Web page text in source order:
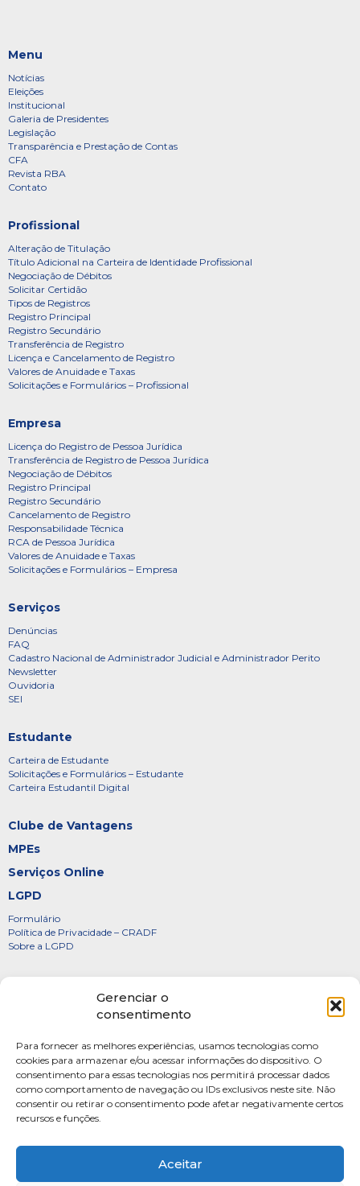
Gerenciar o
consentimento
Para fornecer as melhores experiências, usamos tecnologias como
cookies para armazenar e/ou acessar informações do dispositivo. O
consentimento para essas tecnologias nos permitirá processar dados
como comportamento de navegação ou IDs exclusivos neste site. Não
consentir ou retirar o consentimento pode afetar negativamente certos
recursos e funções.
Aceitar
Menu
Notícias
Eleições
Institucional
Galeria de Presidentes
Legislação
Transparência e Prestação de Contas
CFA
Revista RBA
Contato
Profissional
Alteração de Titulação
Título Adicional na Carteira de Identidade Profissional
Negociação de Débitos
Solicitar Certidão
Tipos de Registros
Registro Principal
Registro Secundário
Transferência de Registro
Licença e Cancelamento de Registro
Valores de Anuidade e Taxas
Solicitações e Formulários – Profissional
Empresa
Licença do Registro de Pessoa Jurídica
Transferência de Registro de Pessoa Jurídica
Negociação de Débitos
Registro Principal
Registro Secundário
Cancelamento de Registro
Responsabilidade Técnica
RCA de Pessoa Jurídica
Valores de Anuidade e Taxas
Solicitações e Formulários – Empresa
Serviços
Denúncias
FAQ
Cadastro Nacional de Administrador Judicial e Administrador Perito
Newsletter
Ouvidoria
SEI
Estudante
Carteira de Estudante
Solicitações e Formulários – Estudante
Carteira Estudantil Digital
Clube de Vantagens
MPEs
Serviços Online
LGPD
Formulário
Política de Privacidade – CRADF
Sobre a LGPD
Diretoria
FOTOS
Webmail
Artigos
Escritores do Sistema